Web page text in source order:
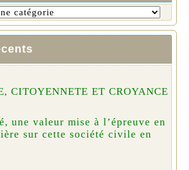
CITOYENNETE ET CROYANCE
une valeur mise à l’épreuve en
sur cette société civile en